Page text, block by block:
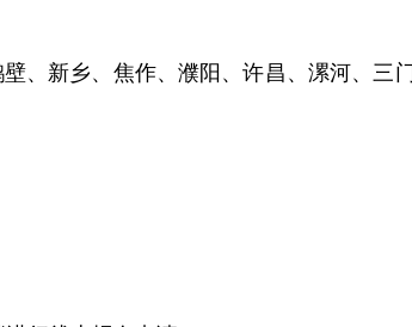
、新乡、焦作、濮阳、许昌、漯河、三